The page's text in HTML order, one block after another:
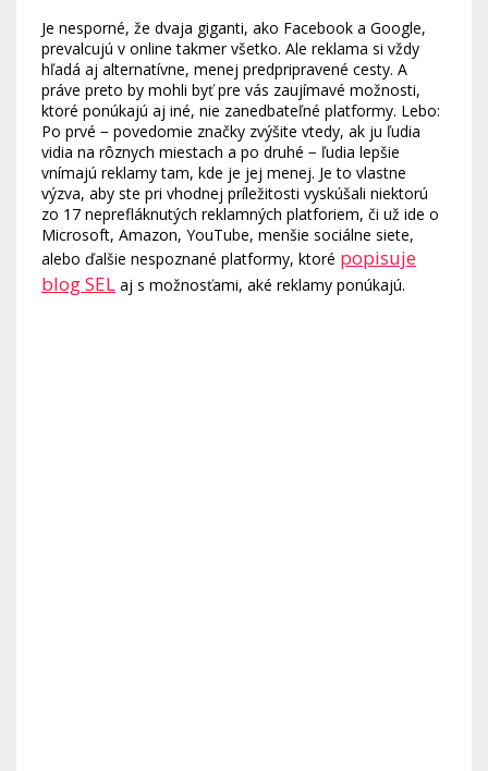
Je nesporné, že dvaja giganti, ako Facebook a Google,
prevalcujú v online takmer všetko. Ale reklama si vždy
hľadá aj alternatívne, menej predpripravené cesty. A
práve preto by mohli byť pre vás zaujímavé možnosti,
ktoré ponúkajú aj iné, nie zanedbateľné platformy. Lebo:
Po prvé − povedomie značky zvýšite vtedy, ak ju ľudia
vidia na rôznych miestach a po druhé − ľudia lepšie
vnímajú reklamy tam, kde je jej menej. Je to vlastne
výzva, aby ste pri vhodnej príležitosti vyskúšali niektorú
zo 17 neprefláknutých reklamných platforiem, či už ide o
Microsoft, Amazon, YouTube, menšie sociálne siete,
alebo ďalšie nespoznané platformy, ktoré popisuje
blog SEL aj s možnosťami, aké reklamy ponúkajú.